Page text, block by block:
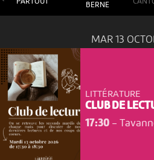
BERNE
MAR 13
LITTÉRATURE
CLUB DE
17:30-